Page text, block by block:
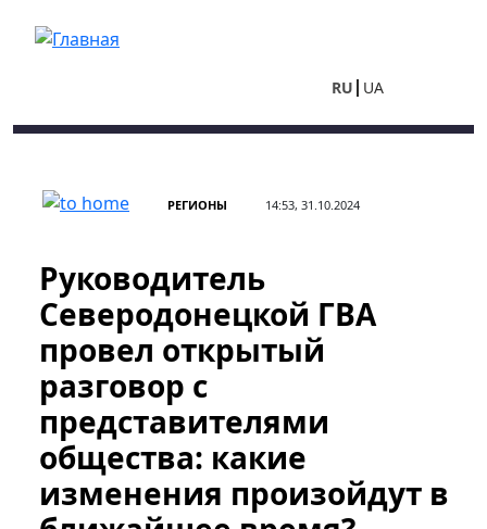
RU UA
РЕГИОНЫ 14:53, 31.10.2024
Руководитель
Северодонецкой ГВА
провел открытый
разговор с
представителями
общества: какие
изменения произойдут в